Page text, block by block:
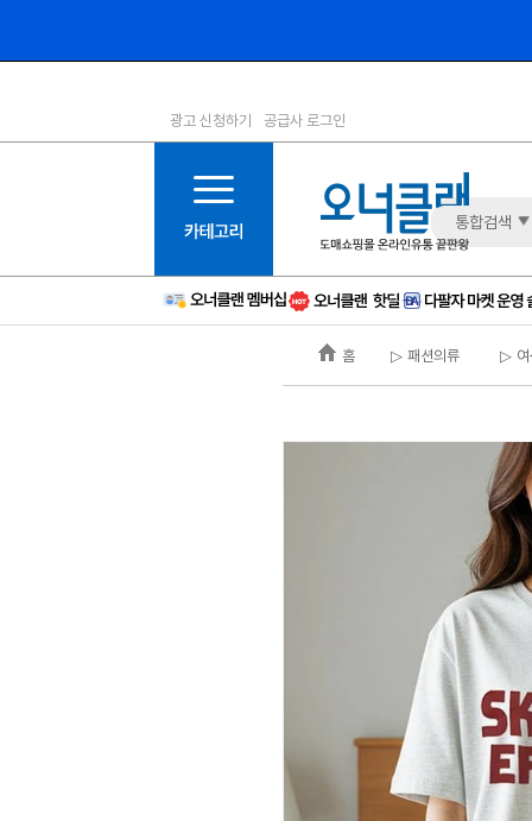
1등급
6등급
11등급
12등급
15등급
16등급
광고 신청하기 공급사 로그인
통합검색
홈 ▷ 패션의류 ▷ 여